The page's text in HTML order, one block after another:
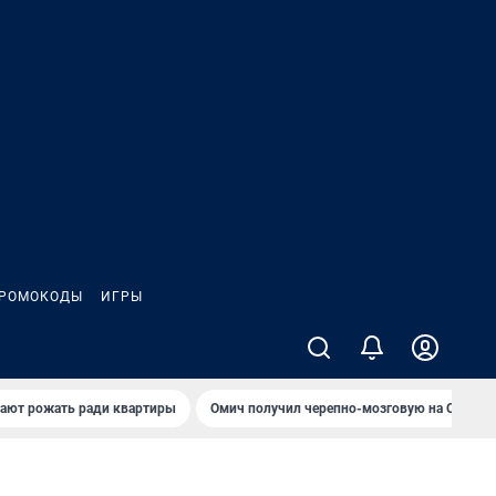
ИГРЫ
рожать ради квартиры Омич получил черепно-мозговую на ОНПЗ